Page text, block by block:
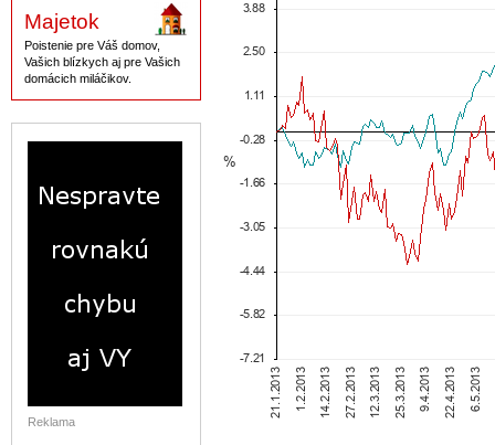
Majetok
Poistenie pre Váš domov,
Vašich blízkych aj pre Vašich
domácich miláčikov.
Reklama